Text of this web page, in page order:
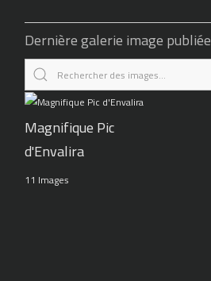
Dernière galerie image publiée
Magnifique Pic
d'Envalira
11 Images